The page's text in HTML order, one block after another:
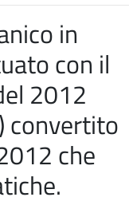
in
con il
2012
convertito
che
.